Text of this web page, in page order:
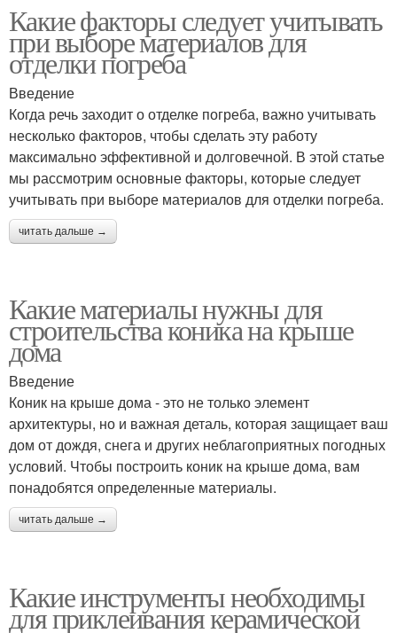
Какие факторы следует учитывать
при выборе материалов для
отделки погреба
Введение
Когда речь заходит о отделке погреба, важно учитывать
несколько факторов, чтобы сделать эту работу
максимально эффективной и долговечной. В этой статье
мы рассмотрим основные факторы, которые следует
учитывать при выборе материалов для отделки погреба.
читать дальше →
Какие материалы нужны для
строительства коника на крыше
дома
Введение
Коник на крыше дома - это не только элемент
архитектуры, но и важная деталь, которая защищает ваш
дом от дождя, снега и других неблагоприятных погодных
условий. Чтобы построить коник на крыше дома, вам
понадобятся определенные материалы.
читать дальше →
Какие инструменты необходимы
для приклеивания керамической